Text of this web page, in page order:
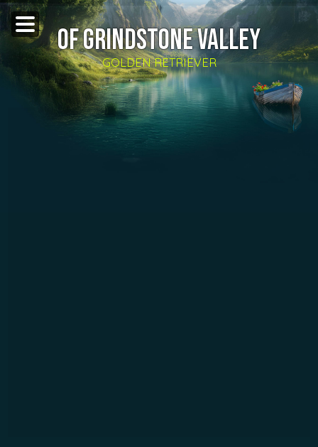
OF GRINDSTONE VALLEY
GOLDEN RETRIEVER